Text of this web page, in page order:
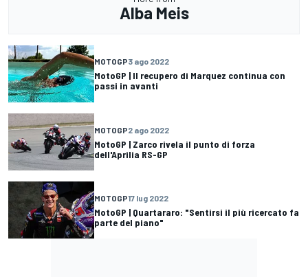
Alba Meis
MOTOGP3 ago 2022
MotoGP | Il recupero di Marquez continua con
passi in avanti
MOTOGP2 ago 2022
MotoGP | Zarco rivela il punto di forza
dell'Aprilia RS-GP
MOTOGP17 lug 2022
MotoGP | Quartararo: "Sentirsi il più ricercato fa
parte del piano"